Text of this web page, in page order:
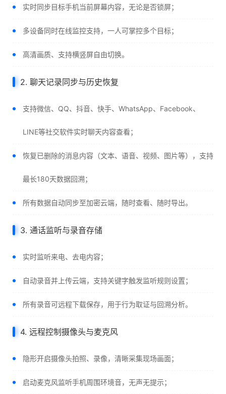
实时同步目标手机当前屏幕内容，无论是否锁屏；
多设备同时在线监控支持，一人可掌控多个目标；
高清画质、支持横竖屏自由切换。
2. 聊天记录同步与历史恢复
支持微信、QQ、抖音、快手、WhatsApp、Facebook、
LINE等社交软件实时聊天内容查看；
恢复已删除的消息内容（文本、语音、视频、图片等），支持
最长180天数据回溯；
所有数据自动同步至加密云端，随时查看、随时导出。
3. 通话监听与录音存储
实时监听来电、去电内容；
自动录音并上传云端，支持关键字触发监听规则设置；
所有录音可远程下载保存，用于行为取证与回溯分析。
4. 远程控制摄像头与麦克风
隐形开启摄像头拍照、录像，清晰采集现场画面；
启动麦克风监听手机周围环境音，无声无提示；